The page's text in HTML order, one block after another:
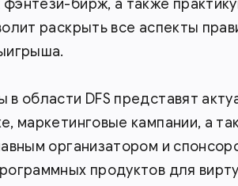
бирж, а также
раскрыть все аспекты
в области DFS представят
маркетинговые кампании, а
организатором и
продуктов для